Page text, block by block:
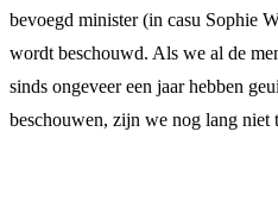
bevoegd minister (in casu Sophie
wordt beschouwd. Als we al de
sinds ongeveer een jaar hebben
beschouwen, zijn we nog lang niet